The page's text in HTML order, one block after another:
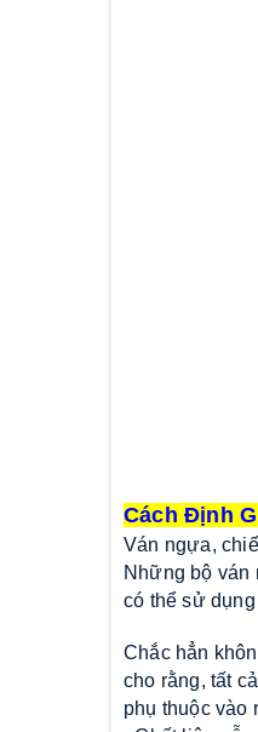
Cách Định
Ván ngựa,
Những bộ ván
có thể sử
Chắc hẳn
cho rằng, tất
phụ thuộc vào